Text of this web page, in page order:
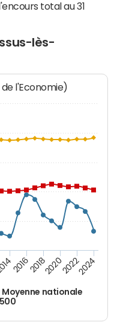
total au 31
lès-
l'Economie)
Moyenne nationale
20162018202020222024